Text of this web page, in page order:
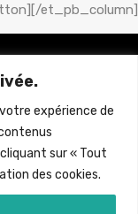
expérience de
sur « Tout
des cookies.
et_pb_column]
DE